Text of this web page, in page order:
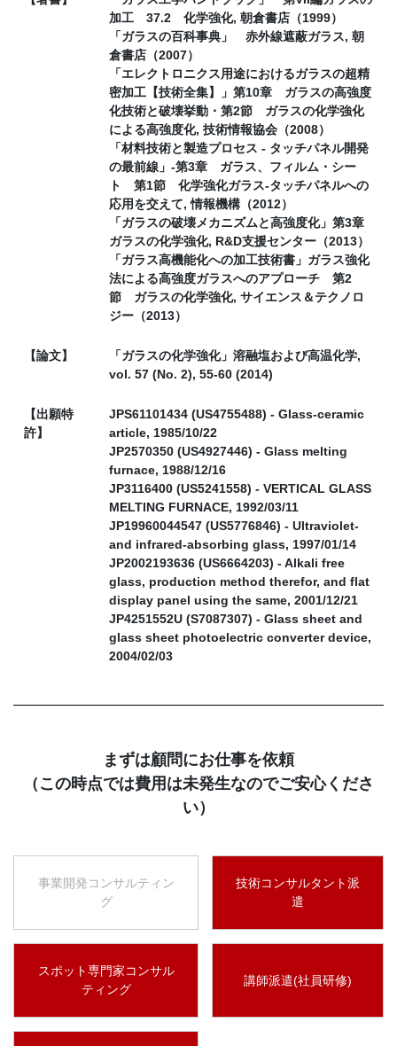
加工 37.2 化学強化, 朝倉書店（1999）
「ガラスの百科事典」 赤外線遮蔽ガラス, 朝
倉書店（2007）
「エレクトロニクス用途におけるガラスの超精
密加工【技術全集】」第10章 ガラスの高強度
化技術と破壊挙動・第2節 ガラスの化学強化
による高強度化, 技術情報協会（2008）
「材料技術と製造プロセス - タッチパネル開発
の最前線」-第3章 ガラス、フィルム・シー
ト 第1節 化学強化ガラス-タッチパネルへの
応用を交えて, 情報機構（2012）
「ガラスの破壊メカニズムと高強度化」第3章
ガラスの化学強化, R&D支援センター（2013）
「ガラス高機能化への加工技術書」ガラス強化
法による高強度ガラスへのアプローチ 第2
節 ガラスの化学強化, サイエンス＆テクノロ
ジー（2013）
【論文】
「ガラスの化学強化」溶融塩および高温化学,
vol. 57 (No. 2), 55-60 (2014)
【出願特
許】
JPS61101434 (US4755488) - Glass-ceramic
article, 1985/10/22
JP2570350 (US4927446) - Glass melting
furnace, 1988/12/16
JP3116400 (US5241558) - VERTICAL GLASS
MELTING FURNACE, 1992/03/11
JP19960044547 (US5776846) - Ultraviolet-
and infrared-absorbing glass, 1997/01/14
JP2002193636 (US6664203) - Alkali free
glass, production method therefor, and flat
display panel using the same, 2001/12/21
JP4251552U (S7087307) - Glass sheet and
glass sheet photoelectric converter device,
2004/02/03
まずは顧問にお仕事を依頼
（この時点では費用は未発生なのでご安心くださ
い）
事業開発コンサルティン
グ
技術コンサルタント派
遣
スポット専門家コンサル
ティング
講師派遣(社員研修)